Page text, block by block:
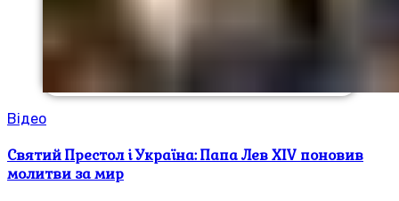
Відео
Святий Престол і Україна: Папа Лев XIV поновив
молитви за мир